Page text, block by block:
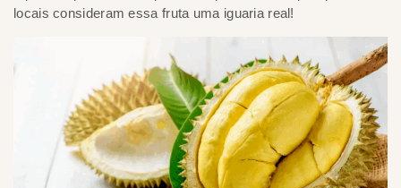
locais consideram essa fruta uma iguaria real!